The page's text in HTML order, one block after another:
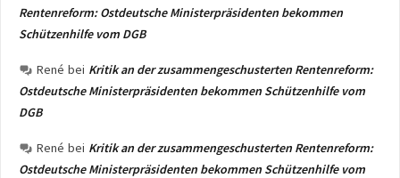
Rentenreform: Ostdeutsche Ministerpräsidenten bekommen
Schützenhilfe vom DGB
René bei Kritik an der zusammengeschusterten Rentenreform:
Ostdeutsche Ministerpräsidenten bekommen Schützenhilfe vom
DGB
René bei Kritik an der zusammengeschusterten Rentenreform:
Ostdeutsche Ministerpräsidenten bekommen Schützenhilfe vom